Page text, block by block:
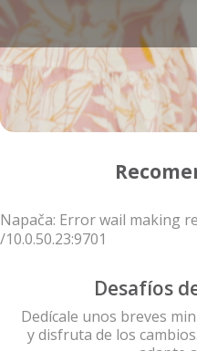
Napača: Error wail making
/10.0.50.23:9701
Desafíos
Dedícale unos breves
y disfruta de los